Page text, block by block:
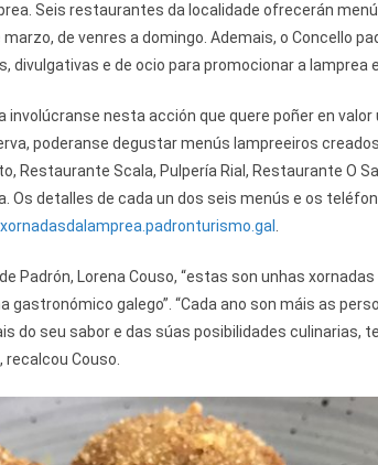
Seis restaurantes da localidade ofrecerán
de venres a domingo. Ademais, o Concello
divulgativas e de ocio para promocionar a lamprea
involúcranse nesta acción que quere poñer en
poderanse degustar menús lampreeiros
Restaurante Scala, Pulpería Rial, Restaurante O
Os detalles de cada un dos seis menús e os
xornadasdalamprea.padronturismo.gal .
Padrón, Lorena Couso, “estas son unhas
gastronómico galego”. “Cada ano son máis as
do seu sabor e das súas posibilidades culinarias,
recalcou Couso.